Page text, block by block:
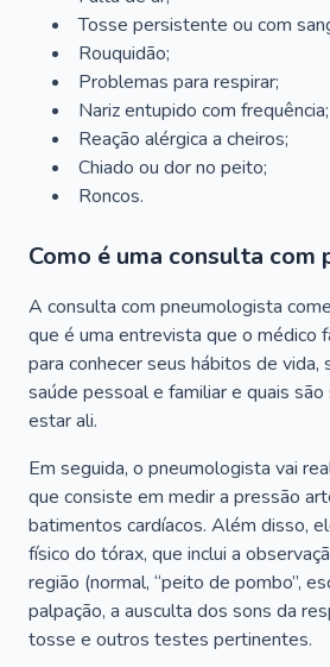
Tosse persistente ou com
Rouquidão;
Problemas para respirar;
Nariz entupido com frequência;
Reação alérgica a cheiros;
Chiado ou dor no peito;
Roncos.
Como é uma consulta com
A consulta com pneumologista
que é uma entrevista que o médico
para conhecer seus hábitos de vida,
saúde pessoal e familiar e quais
estar ali.
Em seguida, o pneumologista vai
que consiste em medir a pressão
batimentos cardíacos. Além disso,
físico do tórax, que inclui a
região (normal, “peito de pombo”,
palpação, a ausculta dos sons da
tosse e outros testes pertinentes.